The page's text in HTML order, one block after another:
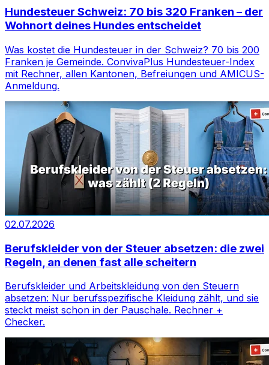
Hundesteuer Schweiz: 70 bis 320 Franken – der
Wohnort deines Hundes entscheidet
Was kostet die Hundesteuer in der Schweiz? 70 bis 200
Franken je Gemeinde. ConvivaPlus Hundesteuer-Index
mit Rechner, allen Kantonen, Befreiungen und AMICUS-
Anmeldung.
02.07.2026
Berufskleider von der Steuer absetzen: die zwei
Regeln, an denen fast alle scheitern
Berufskleider und Arbeitskleidung von den Steuern
absetzen: Nur berufsspezifische Kleidung zählt, und sie
steckt meist schon in der Pauschale. Rechner +
Checker.